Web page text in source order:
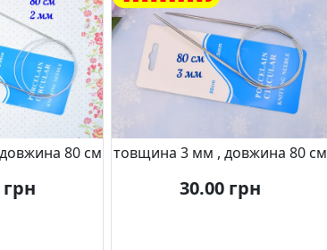
80 см товщина 3 мм , довжина 80 см
30.00грн